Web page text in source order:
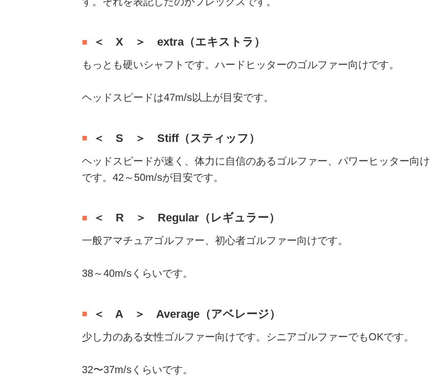
＜ X ＞ extra（エキストラ）
もっとも硬いシャフトです。ハードヒッターのゴルファー向けです。
ヘッドスピードは47m/s以上が目安です。
＜ S ＞ Stiff（スティッフ）
ヘッドスピードが速く、体力に自信のあるゴルファー、パワーヒッター向け
です。42～50m/sが目安です。
＜ R ＞ Regular（レギュラー）
一般アマチュアゴルファー、初心者ゴルファー向けです。
38～40m/sくらいです。
＜ A ＞ Average（アベレージ）
少し力のある女性ゴルファー向けです。シニアゴルファーでもOKです。
32〜37m/sくらいです。